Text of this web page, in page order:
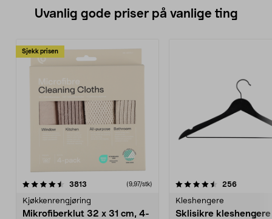
Uvanlig gode priser på vanlige ting
Sjekk prisen
3813 anmeldelser(9,97/stk)
Kjøkkenrengjøring
Mikrofiberklut 32 x 31 cm, 4-
4.5av 5 stjerner 256
Kleshengere
Sklisikre
4.5av 5 stjerner